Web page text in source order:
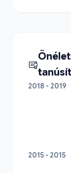
2018 - 2019
2015 - 2015